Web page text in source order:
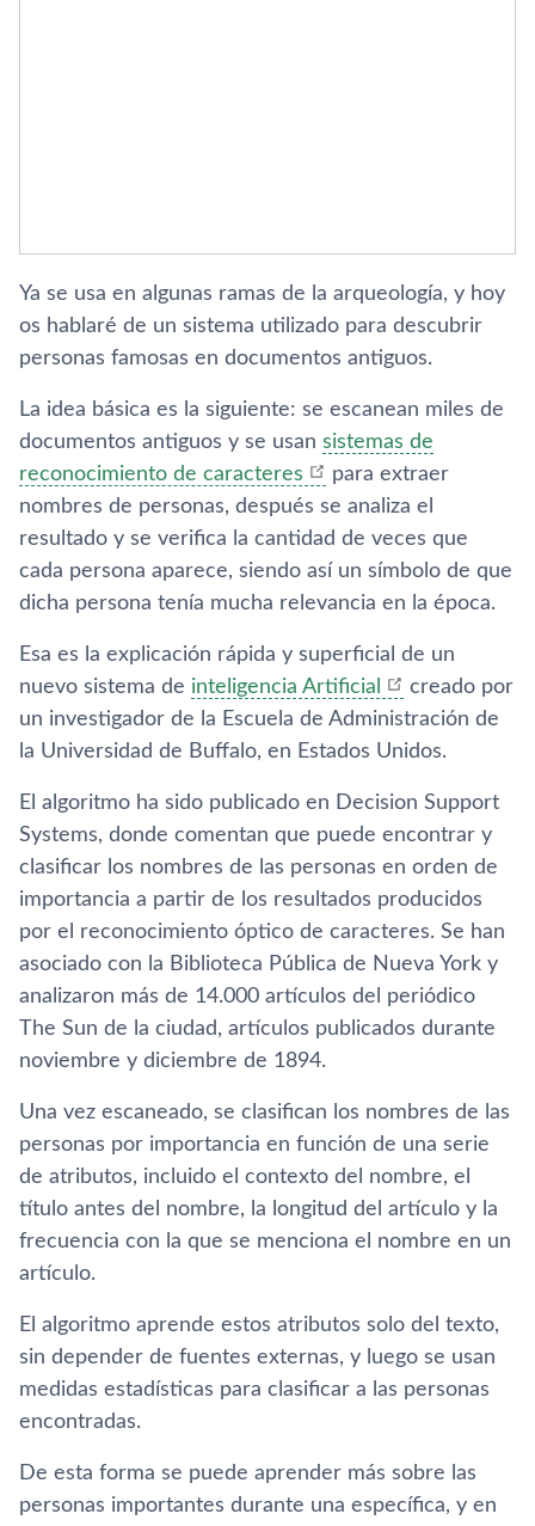
Ya se usa en algunas ramas de la arqueología, y hoy
os hablaré de un sistema utilizado para descubrir
personas famosas en documentos antiguos.
La idea básica es la siguiente: se escanean miles de
documentos antiguos y se usan sistemas de
reconocimiento de caracteres
para extraer
nombres de personas, después se analiza el
resultado y se verifica la cantidad de veces que
cada persona aparece, siendo así un símbolo de que
dicha persona tenía mucha relevancia en la época.
Esa es la explicación rápida y superficial de un
nuevo sistema de inteligencia Artificial
creado por
un investigador de la Escuela de Administración de
la Universidad de Buffalo, en Estados Unidos.
El algoritmo ha sido publicado en Decision Support
Systems, donde comentan que puede encontrar y
clasificar los nombres de las personas en orden de
importancia a partir de los resultados producidos
por el reconocimiento óptico de caracteres. Se han
asociado con la Biblioteca Pública de Nueva York y
analizaron más de 14.000 artículos del periódico
The Sun de la ciudad, artículos publicados durante
noviembre y diciembre de 1894.
Una vez escaneado, se clasifican los nombres de las
personas por importancia en función de una serie
de atributos, incluido el contexto del nombre, el
título antes del nombre, la longitud del artículo y la
frecuencia con la que se menciona el nombre en un
artículo.
El algoritmo aprende estos atributos solo del texto,
sin depender de fuentes externas, y luego se usan
medidas estadísticas para clasificar a las personas
encontradas.
De esta forma se puede aprender más sobre las
personas importantes durante una específica, y en